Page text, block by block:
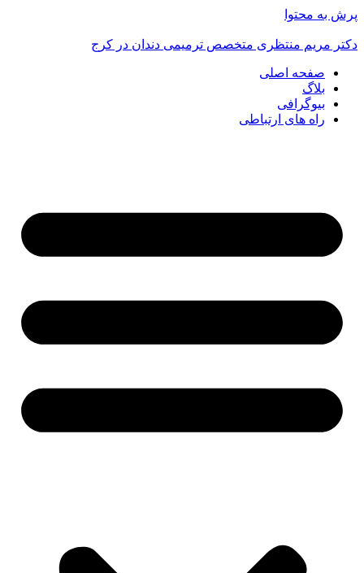
پرش به محتوا
دکتر مریم منتظری متخصص ترمیمی دندان در کرج
صفحه اصلی
بلاگ
بیوگرافی
راه های ارتباطی